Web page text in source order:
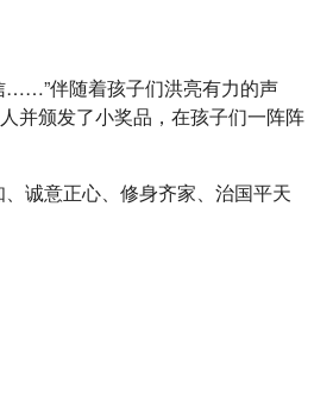
……”伴随着孩子们洪亮有力的声
并颁发了小奖品，在孩子们一阵阵
诚意正心、修身齐家、治国平天